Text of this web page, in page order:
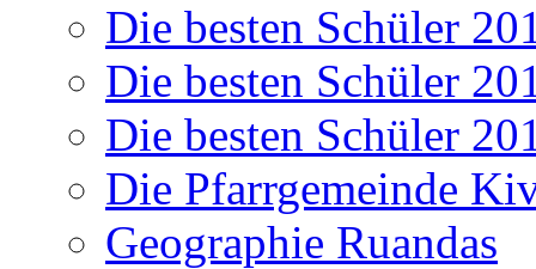
Die besten Schüler
Die besten Schüler
Die besten Schüler
Die Pfarrgemeinde
Geographie Ruandas